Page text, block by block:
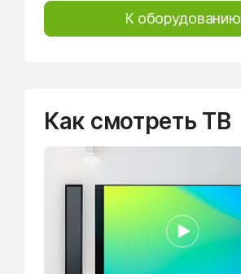
К оборудованию
Как смотреть ТВ